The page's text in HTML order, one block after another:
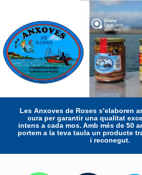
LesAnxoves de Roses s’elaboren
cura per garantir una qualitat
intens a cada mos. Amb més de 50
portem a la teva taula un producte
i reconegut.